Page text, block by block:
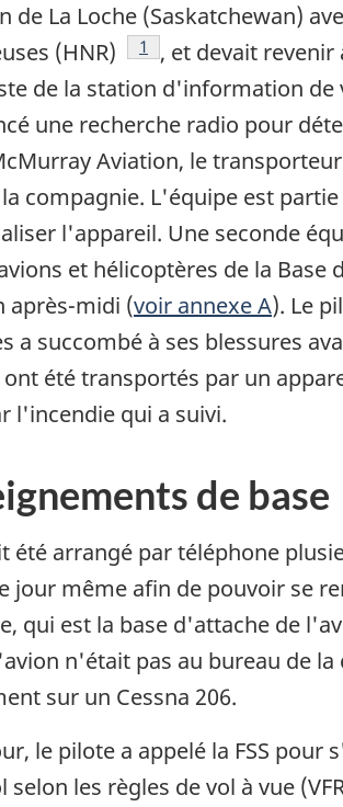
de La Loche (Saskatchewan)
(HNR)
Note de bas de page
1
, et devait revenir
de la station d'information
une recherche radio pour
Aviation, le
compagnie. L'équipe est
l'appareil. Une seconde
et hélicoptères de la Base
après-midi (voir annexe A). Le
a succombé à ses blessures
ont été transportés par un
l'incendie qui a suivi.
de base
été arrangé par téléphone
jour même afin de pouvoir se
qui est la base d'attache de
n'était pas au bureau de
sur un Cessna 206.
le pilote a appelé la FSS
selon les règles de vol à vue